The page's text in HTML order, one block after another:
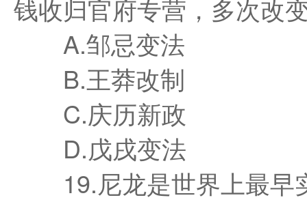
钱收归官府专营，多次改
A.邹忌变法
B.王莽改制
C.庆历新政
D.戊戌变法
19.尼龙是世界上最早